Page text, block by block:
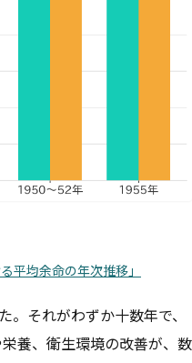
平均余命の年次推移」
それがわずか十数年で、
養、衛生環境の改善が、数